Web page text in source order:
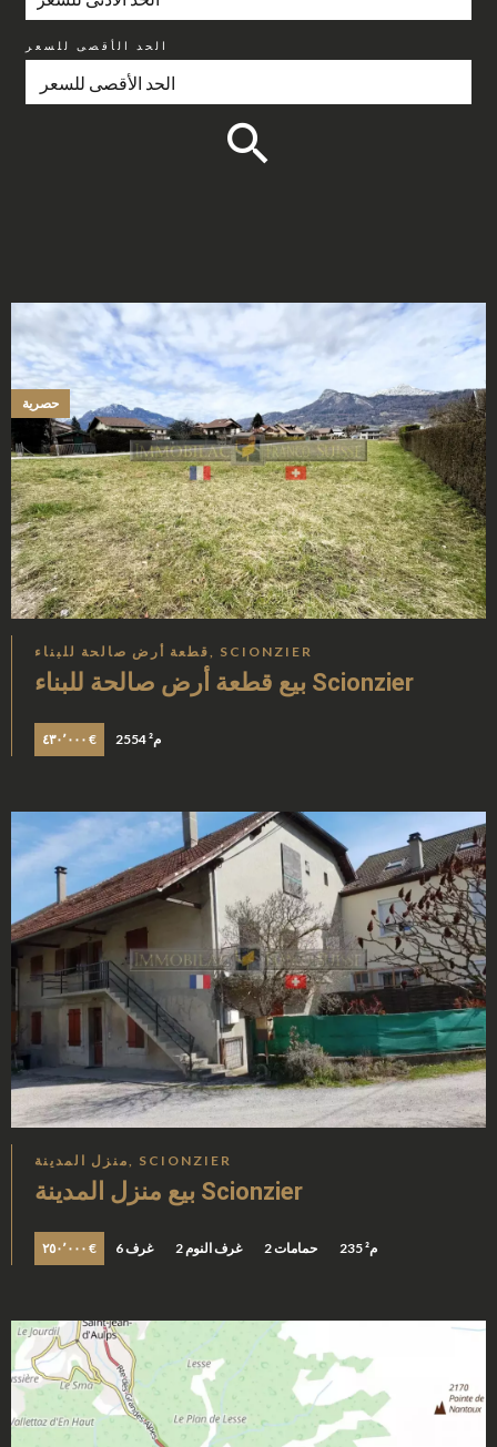
الحد الأقصى للسعر
قطعة أرض صالحة للبناء, SCIONZIER
بيع قطعة أرض صالحة للبناء Scionzier
٤٣٠٬٠٠٠ € 2554 م²
حصرية
منزل المدينة, SCIONZIER
بيع منزل المدينة Scionzier
٢٥٠٬٠٠٠ € 6 غرف 2 غرف النوم 2 حمامات 235 م²